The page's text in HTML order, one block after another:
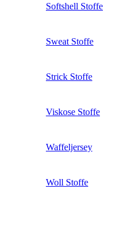
Softshell Stoffe
Sweat Stoffe
Strick Stoffe
Viskose Stoffe
Waffeljersey
Woll Stoffe